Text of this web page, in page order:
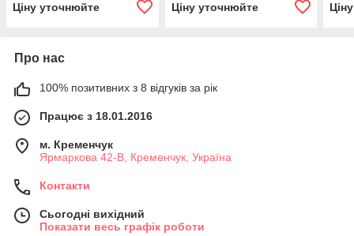
Ціну уточнюйте Ціну уточнюйте
Про нас
100% позитивних з 8 відгуків за рік
Працює з 18.01.2016
м. Кременчук
Ярмаркова 42-В, Кременчук, Україна
Контакти
Сьогодні вихідний
Показати весь графік роботи